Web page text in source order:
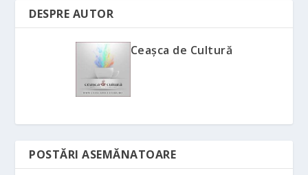
DESPRE AUTOR
Ceașca de Cultură
POSTĂRI ASEMĂNATOARE